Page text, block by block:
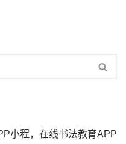
小程，在线书法教育APP